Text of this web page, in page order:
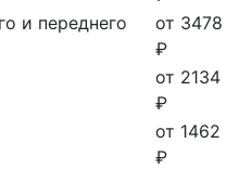
и переднего
от 3478
₽
от 2134
₽
от 1462
₽